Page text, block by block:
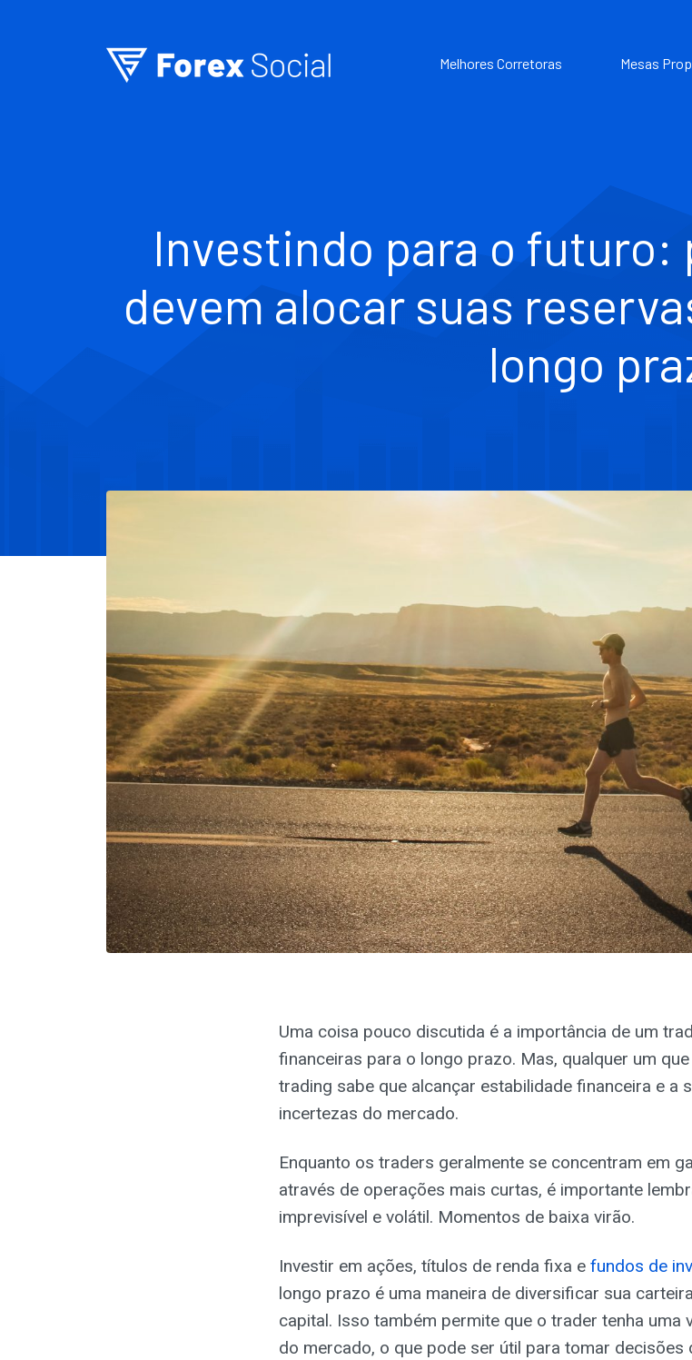
Melhores Corretoras Mesas
Investindo para o futuro:
devem alocar suas
longo
Uma coisa pouco discutida é a importância de um
financeiras para o longo prazo. Mas, qualquer um
trading sabe que alcançar estabilidade financeira e a
incertezas do mercado.
Enquanto os traders geralmente se concentram em
através de operações mais curtas, é importante
imprevisível e volátil. Momentos de baixa virão.
Investir em ações, títulos de renda fixa e fundos de
longo prazo é uma maneira de diversificar sua
capital. Isso também permite que o trader tenha uma
do mercado, o que pode ser útil para tomar decisões